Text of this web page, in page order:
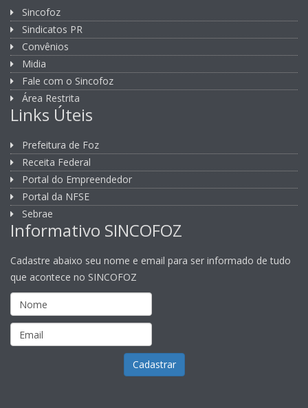
Sincofoz
Sindicatos PR
Convênios
Midia
Fale com o Sincofoz
Área Restrita
Links Úteis
Prefeitura de Foz
Receita Federal
Portal do Empreendedor
Portal da NFSE
Sebrae
Informativo SINCOFOZ
Cadastre abaixo seu nome e email para ser informado de tudo
que acontece no SINCOFOZ